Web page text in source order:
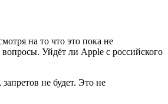
на то что это пока не
Уйдёт ли Apple с российского
не будет. Это не